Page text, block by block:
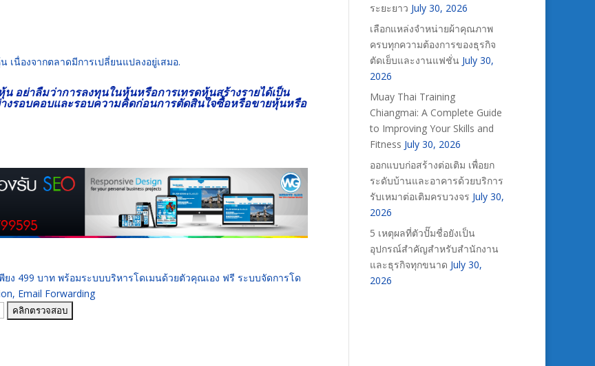
เนื่องจากตลาดมีการเปลี่ยนแปลงอยู่เสมอ.
น อย่าลืมว่าการลงทุนในหุ้นหรือการเทรดหุ้นสร้างรายได้เป็น
างรอบคอบและรอบความคิดก่อนการตัดสินใจซื้อหรือขายหุ้นหรือ
ง 499 บาท พร้อมระบบบริหารโดเมนด้วยตัวคุณเอง ฟรี ระบบจัดการโด
Email Forwarding
ระยะยาว July 30, 2026
เลือกแหล่งจำหน่ายผ้าคุณภาพ
ครบทุกความต้องการของธุรกิจ
ตัดเย็บและงานแฟชั่น July 30,
2026
Muay Thai Training
Chiangmai: A Complete Guide
to Improving Your Skills and
Fitness July 30, 2026
ออกแบบก่อสร้างต่อเติม เพื่อยก
ระดับบ้านและอาคารด้วยบริการ
รับเหมาต่อเติมครบวงจร July 30,
2026
5 เหตุผลที่ตัวปั๊มชื่อยังเป็น
อุปกรณ์สำคัญสำหรับสำนักงาน
และธุรกิจทุกขนาด July 30,
2026